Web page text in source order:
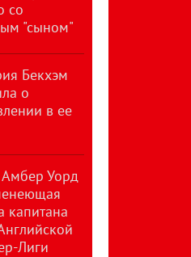
со
"сыном"
Бекхэм
о
в ее
Амбер Уорд
капитана
Лиги